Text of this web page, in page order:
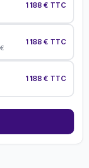
1 188 € TTC
1 188 € TTC
1 188 € TTC